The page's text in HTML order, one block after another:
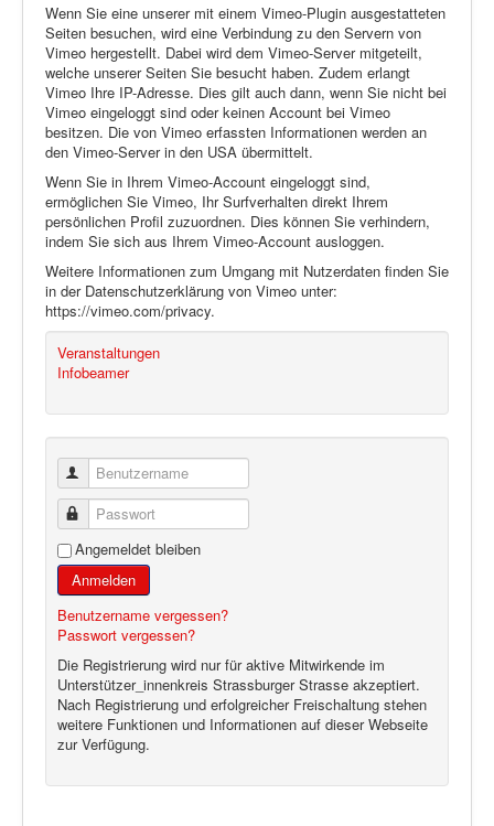
Wenn Sie eine unserer mit einem Vimeo-Plugin ausgestatteten
Seiten besuchen, wird eine Verbindung zu den Servern von
Vimeo hergestellt. Dabei wird dem Vimeo-Server mitgeteilt,
welche unserer Seiten Sie besucht haben. Zudem erlangt
Vimeo Ihre IP-Adresse. Dies gilt auch dann, wenn Sie nicht bei
Vimeo eingeloggt sind oder keinen Account bei Vimeo
besitzen. Die von Vimeo erfassten Informationen werden an
den Vimeo-Server in den USA übermittelt.
Wenn Sie in Ihrem Vimeo-Account eingeloggt sind,
ermöglichen Sie Vimeo, Ihr Surfverhalten direkt Ihrem
persönlichen Profil zuzuordnen. Dies können Sie verhindern,
indem Sie sich aus Ihrem Vimeo-Account ausloggen.
Weitere Informationen zum Umgang mit Nutzerdaten finden Sie
in der Datenschutzerklärung von Vimeo unter:
https://vimeo.com/privacy.
Veranstaltungen
Infobeamer
Benutzername
Passwort
Angemeldet bleiben
Anmelden
Benutzername vergessen?
Passwort vergessen?
Die Registrierung wird nur für aktive Mitwirkende im
Unterstützer_innenkreis Strassburger Strasse akzeptiert.
Nach Registrierung und erfolgreicher Freischaltung stehen
weitere Funktionen und Informationen auf dieser Webseite
zur Verfügung.